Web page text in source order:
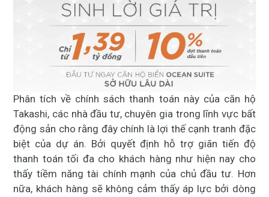
Phân tích về chính sách thanh toán này của căn hộ
Takashi, các nhà đầu tư, chuyên gia trong lĩnh vực bất
động sản cho rằng đây chính là lợi thế cạnh tranh đặc
biệt của dự án. Bởi quyết định hỗ trợ giãn tiến độ
thanh toán tối đa cho khách hàng như hiện nay cho
thấy tiềm năng tài chính mạnh của chủ đầu tư. Hơn
nữa, khách hàng sẽ không cảm thấy áp lực bởi dòng